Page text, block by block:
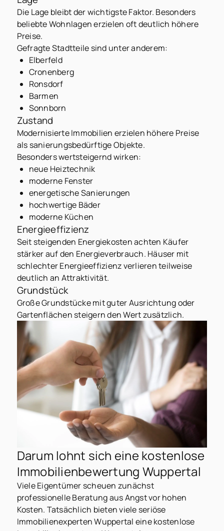
Die Lage bleibt der wichtigste Faktor. Besonders
beliebte Wohnlagen erzielen oft deutlich höhere
Preise.
Gefragte Stadtteile sind unter anderem:
Elberfeld
Cronenberg
Ronsdorf
Barmen
Sonnborn
Zustand
Modernisierte Immobilien erzielen höhere Preise
als sanierungsbedürftige Objekte.
Besonders wertsteigernd wirken:
neue Heiztechnik
moderne Fenster
energetische Sanierungen
hochwertige Bäder
moderne Küchen
Energieeffizienz
Seit steigenden Energiekosten achten Käufer
stärker auf den Energieverbrauch. Häuser mit
schlechter Energieeffizienz verlieren teilweise
deutlich an Attraktivität.
Grundstück
Große Grundstücke mit guter Ausrichtung oder
Gartenflächen steigern den Wert zusätzlich.
Darum lohnt sich eine kostenlose
Immobilienbewertung Wuppertal
Viele Eigentümer scheuen zunächst
professionelle Beratung aus Angst vor hohen
Kosten. Tatsächlich bieten viele seriöse
Immobilienexperten Wuppertal eine kostenlose